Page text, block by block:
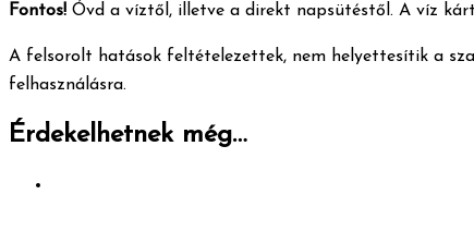
Fontos! Óvd a víztől, illetve a direkt napsütéstől. A víz
A felsorolt hatások feltételezettek, nem helyettesítik a
felhasználásra.
Érdekelhetnek még…